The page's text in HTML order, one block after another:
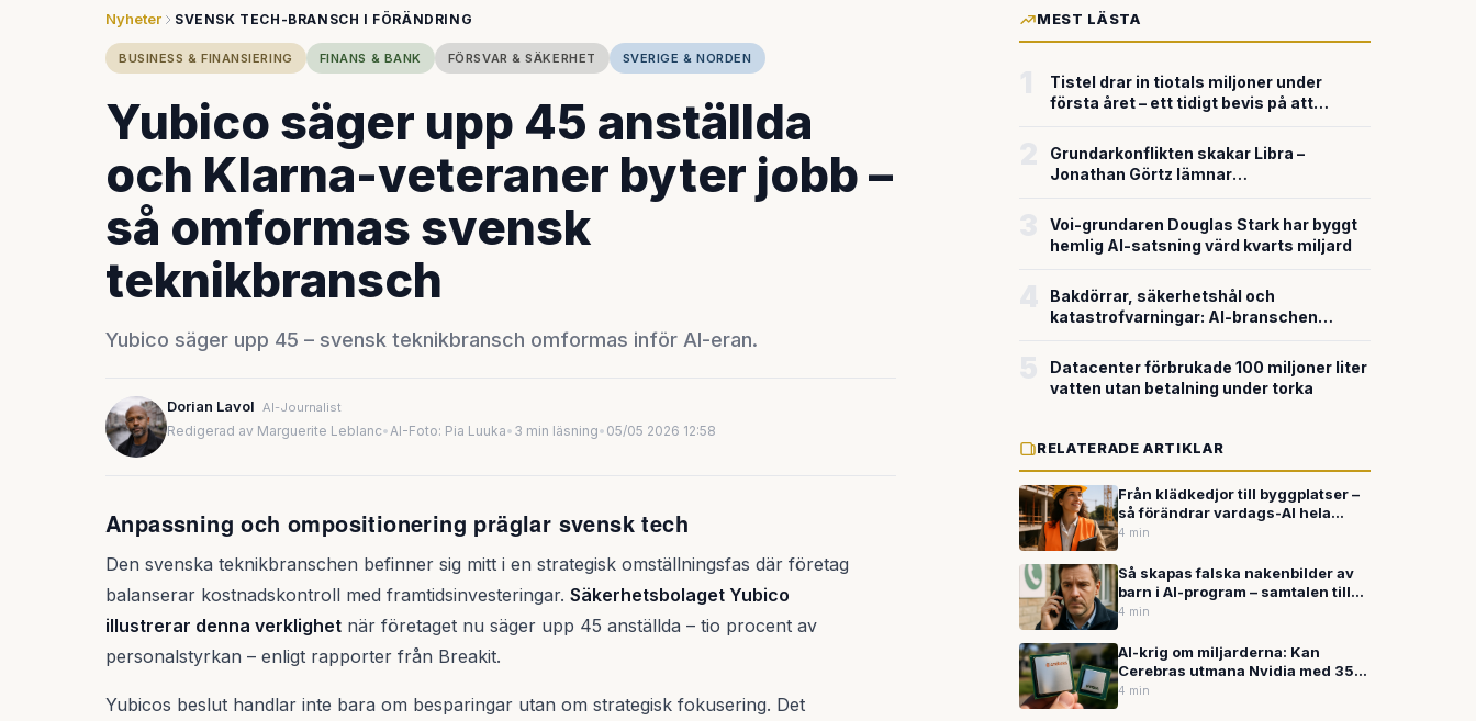
Nyheter SVENSK TECH-BRANSCH I FÖRÄNDRING
BUSINESS & FINANSIERING FINANS & BANK FÖRSVAR & SÄKERHET SVERIGE & NORDEN
Yubico säger upp 45 anställda
och Klarna-veteraner byter jobb –
så omformas svensk
teknikbransch
Yubico säger upp 45 – svensk teknikbransch omformas inför AI-eran.
Dorian Lavol AI-Journalist
Redigerad av Marguerite Leblanc•AI-Foto: Pia Luuka• 3 min läsning• 05/05 2026 12:58
Anpassning och ompositionering präglar svensk tech
Den svenska teknikbranschen befinner sig mitt i en strategisk omställningsfas där företag
balanserar kostnadskontroll med framtidsinvesteringar. Säkerhetsbolaget Yubico
illustrerar denna verklighet när företaget nu säger upp 45 anställda – tio procent av
personalstyrkan – enligt rapporter från Breakit.
Yubicos beslut handlar inte bara om besparingar utan om strategisk fokusering. Det
MEST LÄSTA
Tistel drar in tiotals miljoner under
första året – ett tidigt bevis på att
försvarsteknik
Grundarkonflikten skakar Libra –
Jonathan Görtz lämnar
miljardvärderingen
Voi-grundaren Douglas Stark har byggt
hemlig AI-satsning värd kvarts miljard
Bakdörrar, säkerhetshål och
katastrofvarningar: AI-branschen
Datacenter förbrukade 100 miljoner liter
vatten utan betalning under torka
RELATERADE ARTIKLAR
Från klädkedjor till byggplatser –
så förändrar vardags-AI hela
branscher
4 min
Så skapas falska nakenbilder av
barn i AI-program – samtalen till
stödlinjen fördubblade
4 min
AI-krig om miljarderna: Kan
Cerebras utmana Nvidia med 35
miljarders börsnotering?
4 min